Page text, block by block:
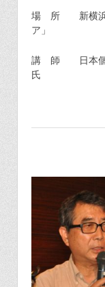
場 所 新横浜
ア」
講 師 日本個
氏